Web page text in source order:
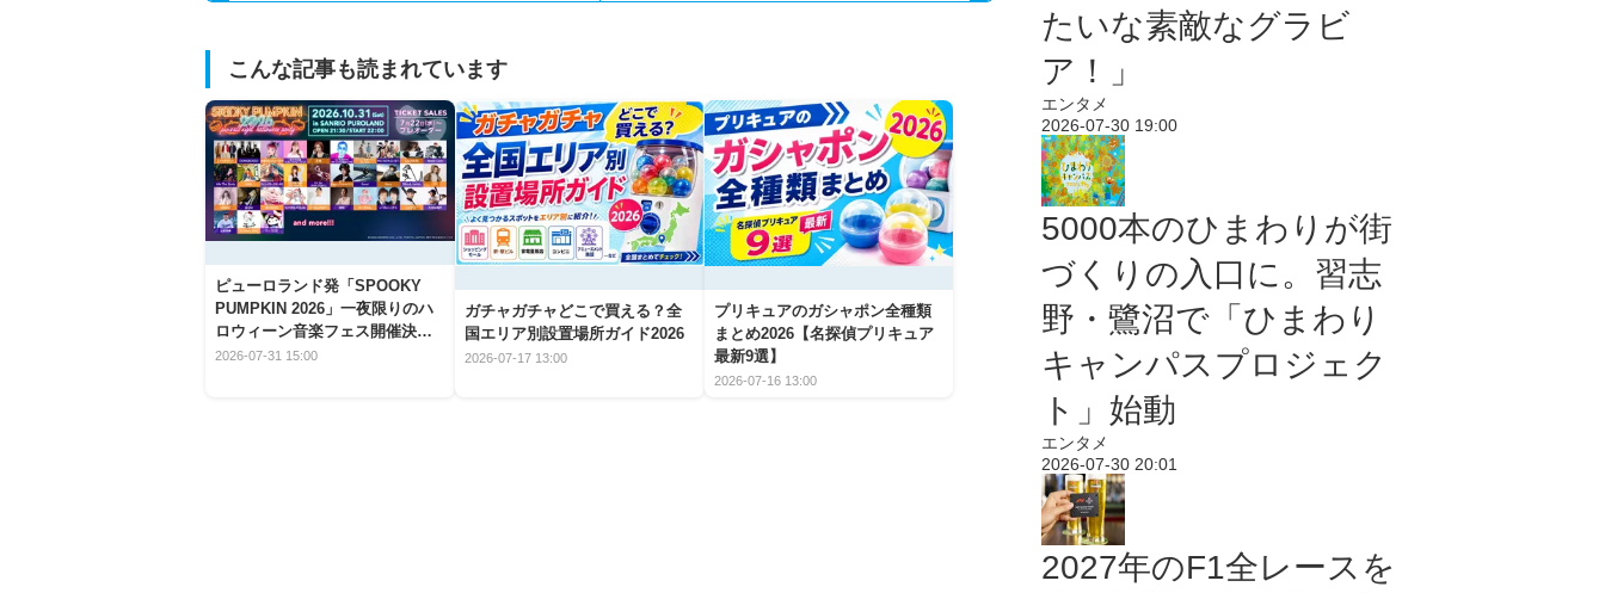
こんな記事も読まれています
ピューロランド発「SPOOKY
PUMPKIN 2026」一夜限りのハ
ロウィーン音楽フェス開催決
定！
2026-07-31 15:00
ガチャガチャどこで買える？全
国エリア別設置場所ガイド2026
2026-07-17 13:00
プリキュアのガシャポン全種類
まとめ2026【名探偵プリキュア
最新9選】
2026-07-16 13:00
たいな素敵なグラビ
ア！」
エンタメ
2026-07-30 19:00
5000本のひまわりが街
づくりの入口に。習志
野・鷺沼で「ひまわり
キャンパスプロジェク
ト」始動
エンタメ
2026-07-30 20:01
2027年のF1全レースを